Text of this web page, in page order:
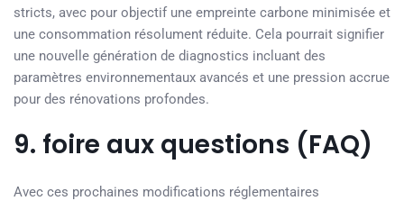
stricts, avec pour objectif une empreinte carbone minimisée et
une consommation résolument réduite. Cela pourrait signifier
une nouvelle génération de diagnostics incluant des
paramètres environnementaux avancés et une pression accrue
pour des rénovations profondes.
9. foire aux questions (FAQ)
Avec ces prochaines modifications réglementaires